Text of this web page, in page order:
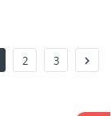
2 3 